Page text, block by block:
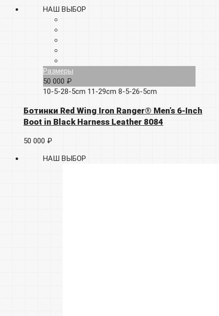
НАШ ВЫБОР
Размеры
50 000 ₽
10-5-28-5cm 11-29cm 8-5-26-5cm
Ботинки Red Wing Iron Ranger® Men’s 6-Inch
Boot in Black Harness Leather 8084
50 000 ₽
НАШ ВЫБОР